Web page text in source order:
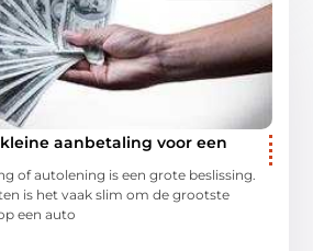
aanbetaling voor een
of autolening is een grote beslissing.
is het vaak slim om de grootste
een auto